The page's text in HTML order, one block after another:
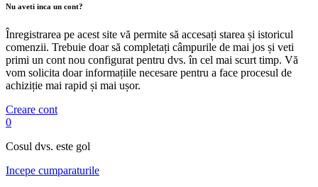
Nu aveti inca un cont?
Înregistrarea pe acest site vă permite să accesați starea și istoricul
comenzii. Trebuie doar să completați câmpurile de mai jos și veti
primi un cont nou configurat pentru dvs. în cel mai scurt timp. Vă
vom solicita doar informațiile necesare pentru a face procesul de
achiziție mai rapid și mai ușor.
Creare cont
0
Cosul dvs. este gol
Incepe cumparaturile